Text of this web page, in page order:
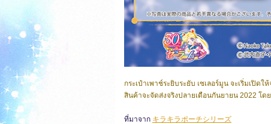
กระเป๋าเพาช์ระยิบระยับ เซเลอร์มูน จะเริ่มเปิดใ
สินค้าจะจัดส่งจริงปลายเดือนกันยายน 2022 โด
ที่มาจาก キラキラポーチシリーズ